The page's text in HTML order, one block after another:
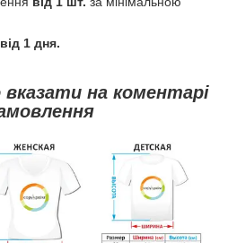
від 1 дня.
вказати на коментарі